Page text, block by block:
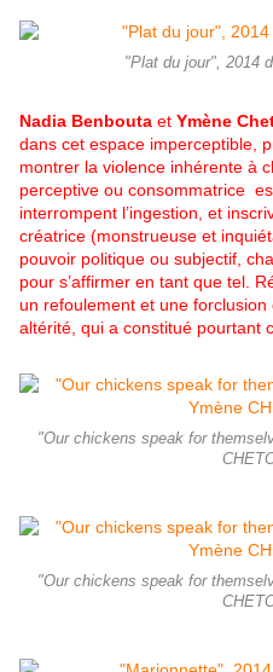
"Plat du jour", 2014
Nadia Benbouta et Ymène
dans cet espace imperceptible,
montrer la violence inhérente à
perceptive ou consommatrice
interrompent l’ingestion, et
créatrice (monstrueuse et
pouvoir politique ou subjectif,
pour s’affirmer en tant que tel.
un refoulement et une
altérité, qui a constitué pourtant
"Our chickens speak for
"Our chickens speak for